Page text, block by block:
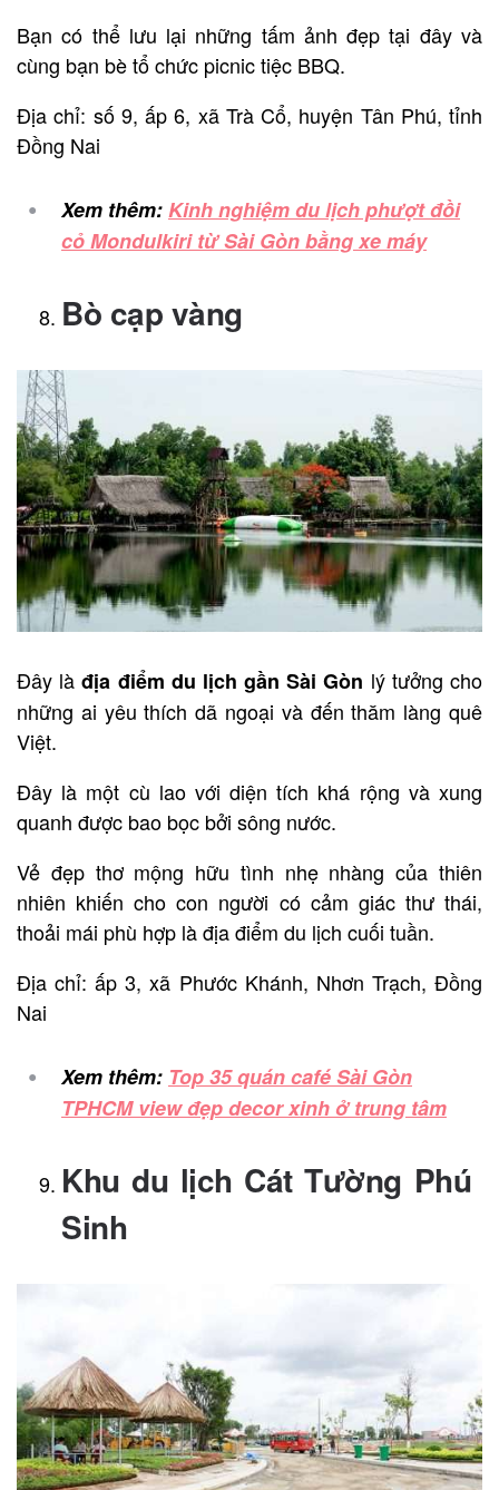
Bạn có thể lưu lại những tấm ảnh đẹp tại đây và
cùng bạn bè tổ chức picnic tiệc BBQ.
Địa chỉ: số 9, ấp 6, xã Trà Cổ, huyện Tân Phú, tỉnh
Đồng Nai
Xem thêm:Kinh nghiệm du lịch phượt đồi
cỏ Mondulkiri từ Sài Gòn bằng xe máy
Bò cạp vàng
Đây làđịa điểm du lịch gần Sài Gòn lý tưởng cho
những ai yêu thích dã ngoại và đến thăm làng quê
Việt.
Đây là một cù lao với diện tích khá rộng và xung
quanh được bao bọc bởi sông nước.
Vẻ đẹp thơ mộng hữu tình nhẹ nhàng của thiên
nhiên khiến cho con người có cảm giác thư thái,
thoải mái phù hợp là địa điểm du lịch cuối tuần.
Địa chỉ: ấp 3, xã Phước Khánh, Nhơn Trạch, Đồng
Nai
Xem thêm: Top 35 quán café Sài Gòn
TPHCM view đẹp decor xinh ở trung tâm
Khu du lịch Cát Tường Phú
Sinh